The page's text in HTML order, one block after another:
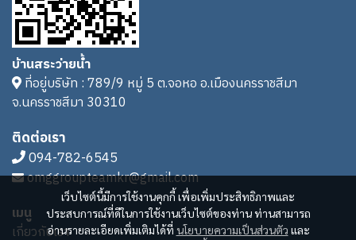
เว็บไซต์นี้มีการใช้งานคุกกี้ เพื่อเพิ่มประสิทธิภาพและ
ประสบการณ์ที่ดีในการใช้งานเว็บไซต์ของท่าน ท่านสามารถ
อ่านรายละเอียดเพิ่มเติมได้ที่ นโยบายความเป็นส่วนตัว และ
บ้านสระว่ายน้ำ
ที่อยู่บริษัท : 789/9 หมู่ 5 ต.จอหอ อ.เมืองนครราชสีมา
จ.นครราชสีมา 30310
ติดต่อเรา
094-782-6545
omggroupteamkr@gmail.com
เมนู
เกี่ยวกับเรา